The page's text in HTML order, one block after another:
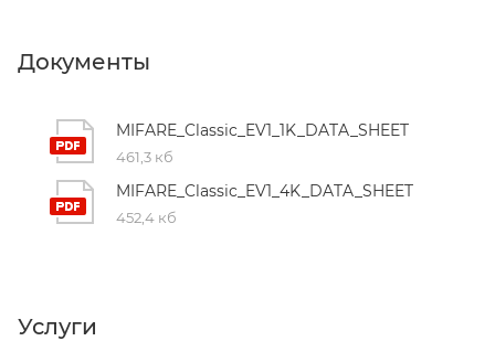
Документы
MIFARE_Classic_EV1_1K_DATA_SHEET
461,3 кб
MIFARE_Classic_EV1_4K_DATA_SHEET
452,4 кб
Услуги